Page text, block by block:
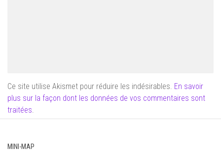
Ce site utilise Akismet pour réduire les indésirables. En savoir
plus sur la façon dont les données de vos commentaires sont
traitées.
MINI-MAP